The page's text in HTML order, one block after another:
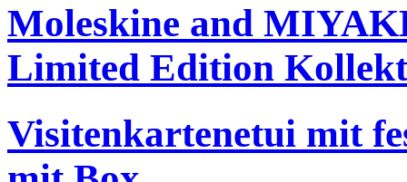
Moleskine and
Limited Edition
Visitenkartenetui mit